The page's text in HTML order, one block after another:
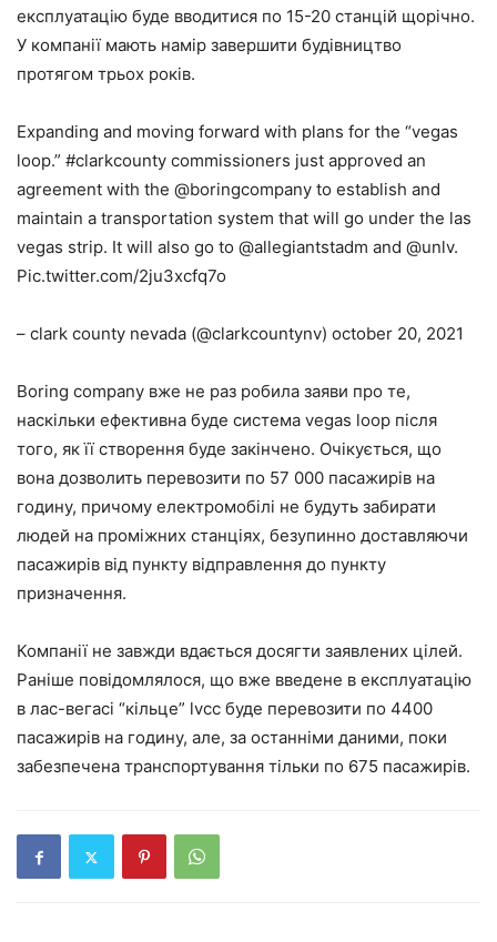
експлуатацію буде вводитися по 15-20 станцій щорічно.
У компанії мають намір завершити будівництво
протягом трьох років.
Expanding and moving forward with plans for the “vegas
loop.” #clarkcounty commissioners just approved an
agreement with the @boringcompany to establish and
maintain a transportation system that will go under the las
vegas strip. It will also go to @allegiantstadm and @unlv.
Pic.twitter.com/2ju3xcfq7o
– clark county nevada (@clarkcountynv) october 20, 2021
Boring company вже не раз робила заяви про те,
наскільки ефективна буде система vegas loop після
того, як її створення буде закінчено. Очікується, що
вона дозволить перевозити по 57 000 пасажирів на
годину, причому електромобілі не будуть забирати
людей на проміжних станціях, безупинно доставляючи
пасажирів від пункту відправлення до пункту
призначення.
Компанії не завжди вдається досягти заявлених цілей.
Раніше повідомлялося, що вже введене в експлуатацію
в лас-вегасі “кільце” lvcc буде перевозити по 4400
пасажирів на годину, але, за останніми даними, поки
забезпечена транспортування тільки по 675 пасажирів.